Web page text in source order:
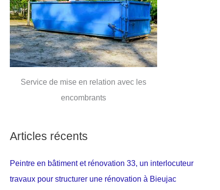
Service de mise en relation avec les
encombrants
Articles récents
Peintre en bâtiment et rénovation 33, un interlocuteur
travaux pour structurer une rénovation à Bieujac